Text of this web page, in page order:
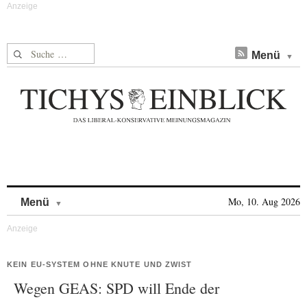
Suche nach: Menü
Menü Mo, 10. Aug 2026
KEIN EU-SYSTEM OHNE KNUTE UND ZWIST
Wegen GEAS: SPD will Ende der